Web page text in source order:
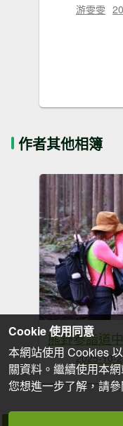
游雯雯
作者其他相簿
2025-10-
Cookie 使用同意
本網站使用 Cookies
關資料。繼續使用本
您想進一步了解，請